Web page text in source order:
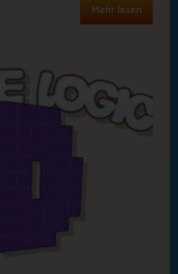
Mehr lesen